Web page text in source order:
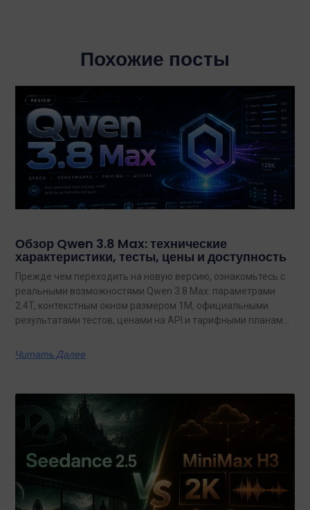
Похожие посты
Обзор Qwen 3.8 Max: технические
характеристики, тесты, цены и доступность
Прежде чем переходить на новую версию, ознакомьтесь с
реальными возможностями Qwen 3.8 Max: параметрами
2.4T, контекстным окном размером 1M, официальными
результатами тестов, ценами на API и тарифными планами
Читать Далее